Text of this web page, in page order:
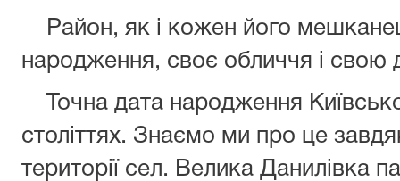
Район, як і кожен його
народження, своє обличчя і свою
Точна дата народження
століттях. Знаємо ми про це
території сел. Велика Данилівка